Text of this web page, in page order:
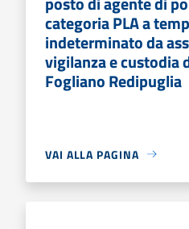
categoria PLA a
indeterminato da
vigilanza e custodia
Fogliano Redipuglia
VAI ALLA PAGINA